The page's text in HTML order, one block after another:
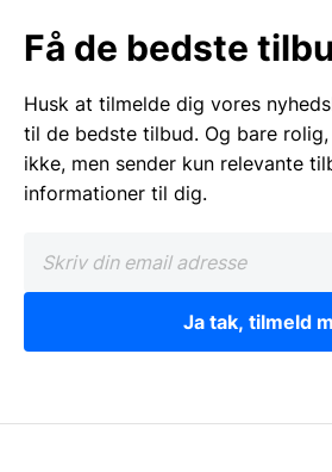
Få de bedste
Husk at tilmelde dig vores
til de bedste tilbud. Og bare
ikke, men sender kun relevante
informationer til dig.
Ja tak, tilmeld